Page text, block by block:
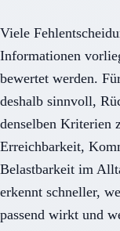
Viele
Informationen
bewertet werden.
deshalb sinnvoll,
denselben Kriterien
Erreichbarkeit,
Belastbarkeit im
erkennt schneller,
passend wirkt und